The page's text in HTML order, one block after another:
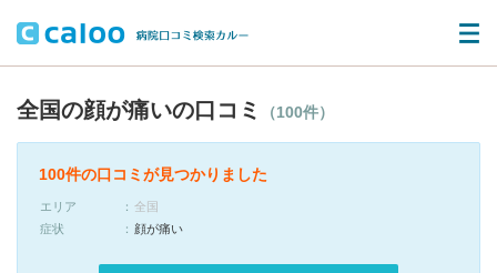
全国の顔が痛いの口コミ （100件）
100件の口コミが見つかりました
エリア
全国
症状
顔が痛い